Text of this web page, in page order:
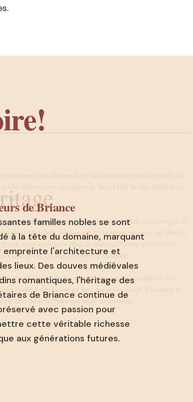
de Briance
familles nobles se sont
à la tête du domaine, marquant
empreinte l'architecture et
lieux. Des douves médiévales
romantiques, l'héritage des
de Briance continue de
avec passion pour
cette véritable richesse
aux générations futures.